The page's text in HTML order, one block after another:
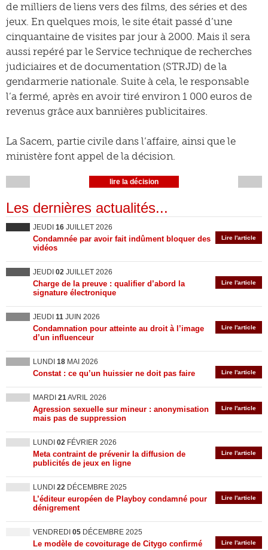
de milliers de liens vers des films, des séries et des
jeux. En quelques mois, le site était passé d’une
cinquantaine de visites par jour à 2000. Mais il sera
aussi repéré par le Service technique de recherches
judiciaires et de documentation (STRJD) de la
gendarmerie nationale. Suite à cela, le responsable
l’a fermé, après en avoir tiré environ 1 000 euros de
revenus grâce aux bannières publicitaires.
La Sacem, partie civile dans l’affaire, ainsi que le
ministère font appel de la décision.
lire la décision
Les dernières actualités...
JEUDI 16 JUILLET 2026
Lire l'article
Condamnée par avoir fait indûment bloquer des
vidéos
JEUDI 02 JUILLET 2026
Lire l'article
Charge de la preuve : qualifier d’abord la
signature électronique
JEUDI 11 JUIN 2026
Lire l'article
Condamnation pour atteinte au droit à l’image
d’un influenceur
LUNDI 18 MAI 2026
Lire l'article
Constat : ce qu’un huissier ne doit pas faire
MARDI 21AVRIL 2026
Lire l'article
Agression sexuelle sur mineur : anonymisation
mais pas de suppression
LUNDI 02 FÉVRIER 2026
Lire l'article
Meta contraint de prévenir la diffusion de
publicités de jeux en ligne
LUNDI 22 DÉCEMBRE 2025
Lire l'article
L’éditeur européen de Playboy condamné pour
dénigrement
VENDREDI 05 DÉCEMBRE 2025
Lire l'article
Le modèle de covoiturage de Citygo confirmé